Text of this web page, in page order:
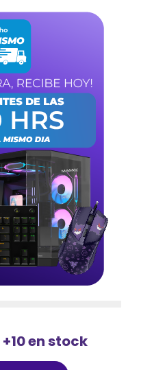
en stock